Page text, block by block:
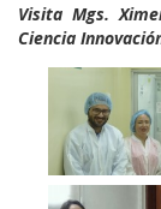
Visita Mgs.
Ciencia